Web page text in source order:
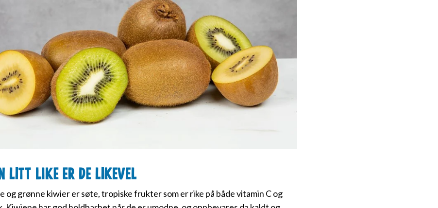
litt like er de likevel
og grønne kiwier er søte, tropiske frukter som er rike på både vitamin C og